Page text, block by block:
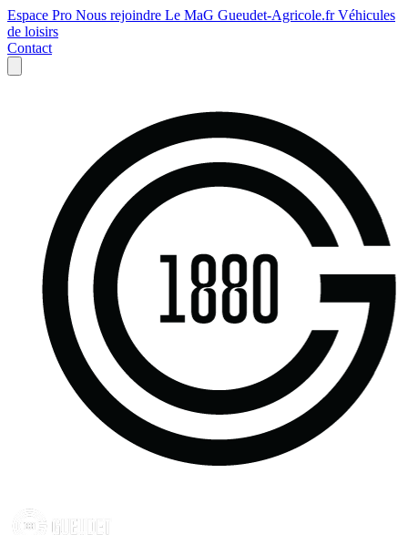
Espace Pro Nous rejoindre Le MaG Gueudet-Agricole.frVéhicules
de loisirs
Contact